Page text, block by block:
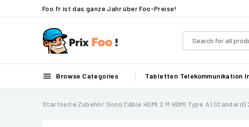
Foo.fr ist das ganze Jahr über Foo-Preise!
 Browse Categories Tabletten Telekommunikation
Startseite Zubehör Sono Câble HDMI 2 M HDMI Type A